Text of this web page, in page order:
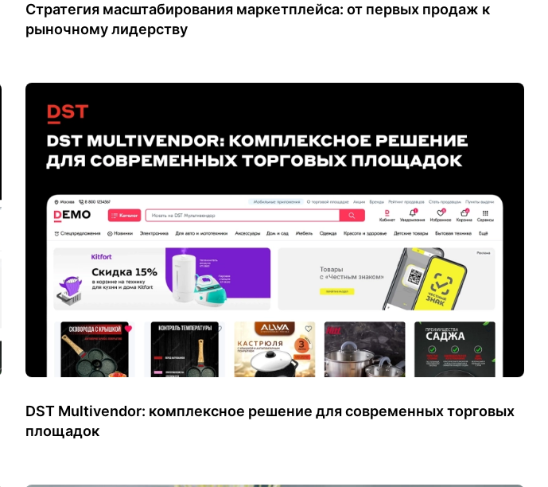
Стратегия масштабирования маркетплейса: от первых продаж к
рыночному лидерству
DST Multivendor: комплексное решение для современных торговых
площадок